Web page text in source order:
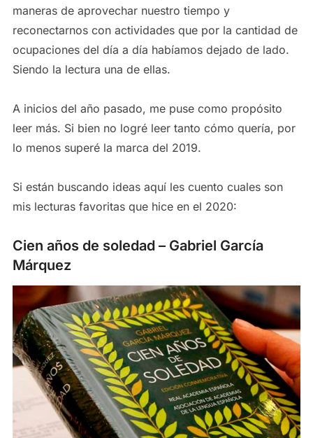
maneras de aprovechar nuestro tiempo y
reconectarnos con actividades que por la cantidad de
ocupaciones del día a día habíamos dejado de lado.
Siendo la lectura una de ellas.
A inicios del año pasado, me puse como propósito
leer más. Si bien no logré leer tanto cómo quería, por
lo menos superé la marca del 2019.
Si están buscando ideas aquí les cuento cuales son
mis lecturas favoritas que hice en el 2020:
Cien años de soledad – Gabriel García
Márquez